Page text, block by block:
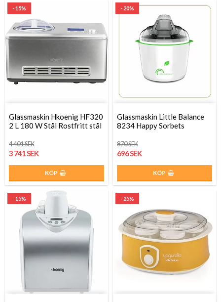
- 15%
Glassmaskin Hkoenig HF320
2 L 180 W Stål Rostfritt stål
4 401 SEK
3 741 SEK
KÖP
- 20%
Glassmaskin Little Balance
8234 Happy Sorbets
870 SEK
696 SEK
KÖP
- 15% - 25%